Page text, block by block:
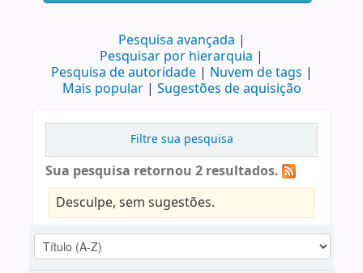
Pesquisa avançada
Pesquisar por hierarquia
Pesquisa de autoridade
Nuvem de tags
Mais popular
Sugestões de aquisição
Filtre sua pesquisa
Sua pesquisa retornou 2 resultados.
Desculpe, sem sugestões.